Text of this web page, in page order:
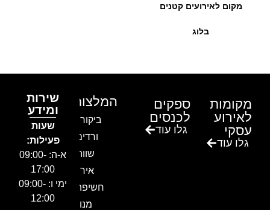
מקום לאירועים קטנים
בלוג
מקומות
לאירוע
עסקי
גלו עוד
ספקים
לכנסים
גלו עוד
המלצות
ביקור בגן
ורדים –
שווה!!
אירוע
חשיפה- זיו
מנור
שירות
ומידע
שעות
פעילות:
א-ה: 09:00-
17:00
ימי ו: 09:00-
12:00